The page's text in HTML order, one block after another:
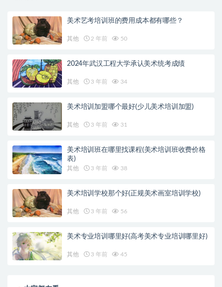
美术艺考培训班的费用成本都有哪些？
其他 2 年前 50
2024年武汉工程大学承认美术统考成绩
其他 3 年前 34
美术培训加盟哪个最好(少儿美术培训加盟)
其他 3 年前 31
美术培训班在哪里找课程(美术培训班收费价格
表)
其他 3 年前 38
美术培训学校那个好(正规美术画室培训学校)
其他 3 年前 56
美术专业培训哪里好(高考美术专业培训哪里好)
其他 3 年前 45